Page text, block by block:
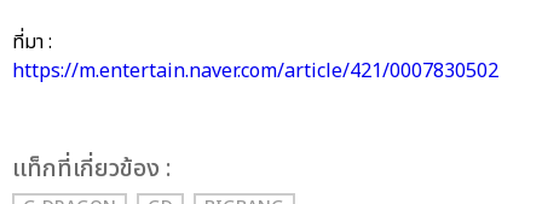
ที่มา :
https://m.entertain.naver.com/article/421/0007830502
เเท็กที่เกี่ยวข้อง :